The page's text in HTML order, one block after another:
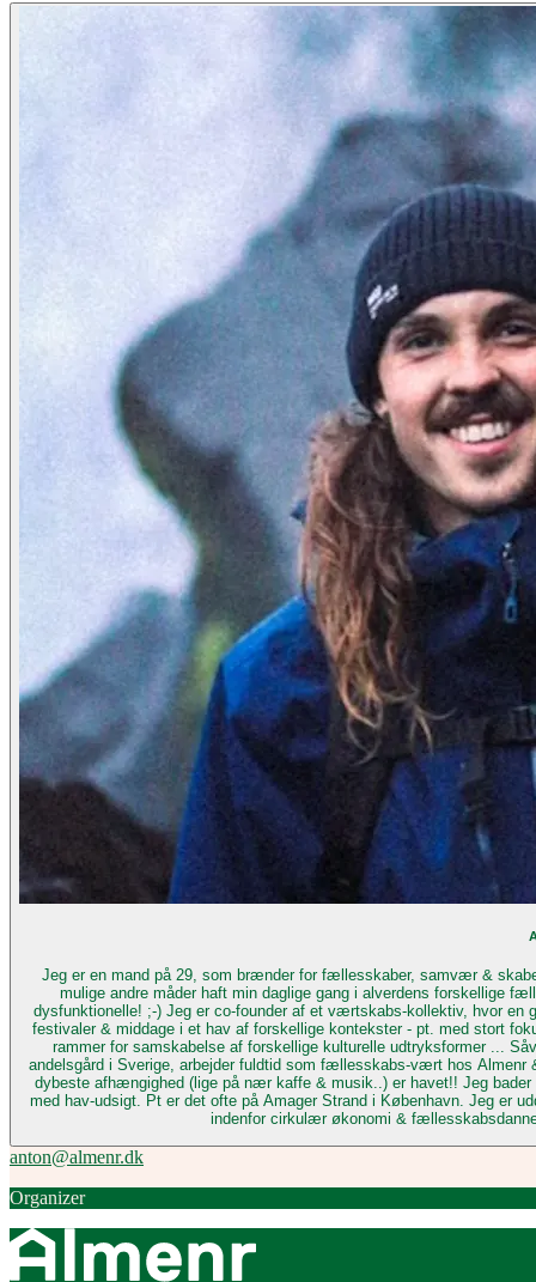
Jeg er en mand på 29, som brænder for fællesskaber, samvær & skabelsen af en bæredygtig livsstil. Jeg har
mulige andre måder haft min daglige gang i alverdens forskellige
dysfunktionelle! ;-) Jeg er co-founder af et værtskabs-kollektiv, hvor en gruppe venner og jeg dyrker værtskabets mange forskellige facetter: Vi arrangerer events,
festivaler & middage i et hav af forskellige kontekster - pt. med stort
rammer for samskabelse af forskellige kulturelle udtryksformer ... Såvel som at skabe nogle fede
andelsgård i Sverige, arbejder fuldtid som fællesskabs-vært hos
dybeste afhængighed (lige på nær kaffe & musik..) er havet!! Jeg
med hav-udsigt. Pt er det ofte på Amager Strand i København. Jeg er uddannet Kaospilot & har bred arbejdserfaring indenfor process design & facilitering - særligt
indenfor cirkulær økonomi &
anton@almenr.dk
Organizer